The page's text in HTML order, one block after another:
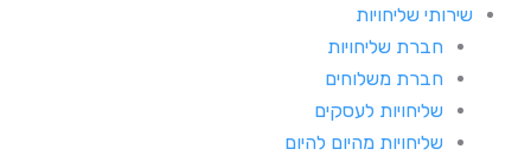
שירותי שליחויות
חברת שליחויות
חברת משלוחים
שליחויות לעסקים
שליחויות מהיום להיום